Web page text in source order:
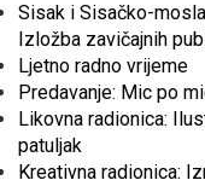
Sisak i Sisačko-
Izložba zavičajnih
Ljetno radno vrijeme
Predavanje: Mic po
Likovna radionica:
patuljak
Kreativna radionica: